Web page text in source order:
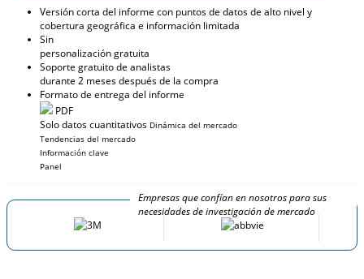
Versión corta del informe con puntos de datos de alto nivel y
cobertura geográfica e información limitada
Sin
personalización gratuita
Soporte gratuito de analistas
durante 2 meses después de la compra
Formato de entrega del informe
PDF
Solo datos cuantitativos Dinámica del mercado
Tendencias del mercado
Información clave
Panel
Empresas que confían en nosotros para sus
necesidades de investigación de mercado